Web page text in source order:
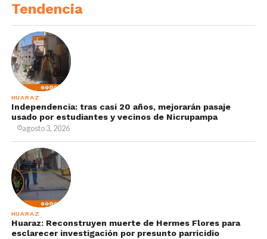
Tendencia
HUARAZ
Independencia: tras casi 20 años, mejorarán pasaje
usado por estudiantes y vecinos de Nicrupampa
agosto 3, 2026
HUARAZ
Huaraz: Reconstruyen muerte de Hermes Flores para
esclarecer investigación por presunto parricidio